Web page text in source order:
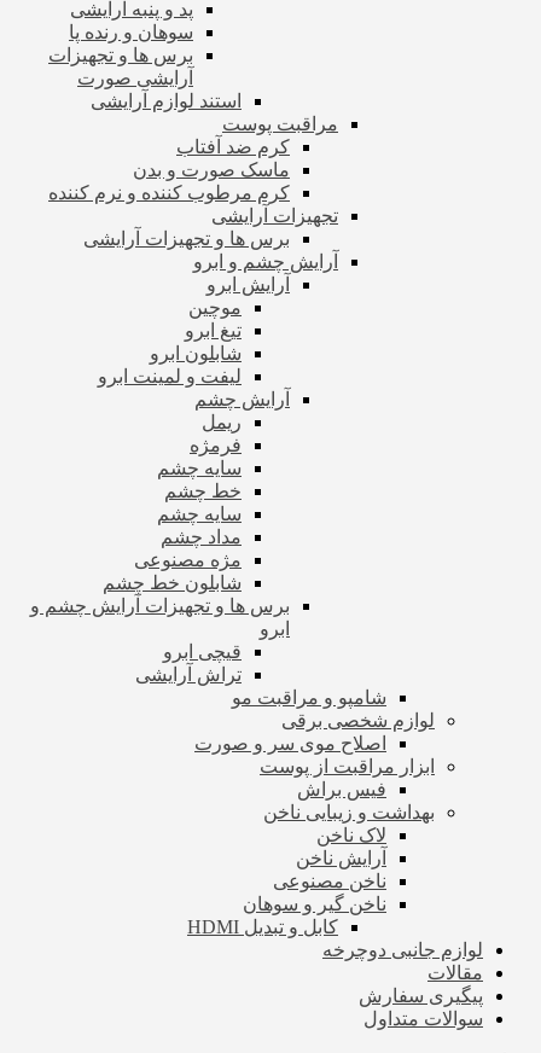
پد و پنبه آرایشی
سوهان و رنده پا
برس ها و تجهیزات
آرایشی صورت
استند لوازم آرایشی
مراقبت پوست
کرم ضد آفتاب
ماسک صورت و بدن
کرم مرطوب کننده و نرم کننده
تجهیزات آرایشی
برس ها و تجهیزات آرایشی
آرایش چشم و ابرو
آرایش ابرو
موچین
تیغ ابرو
شابلون ابرو
لیفت و لمینت ابرو
آرایش چشم
ریمل
فرمژه
سایه چشم
خط چشم
سایه چشم
مداد چشم
مژه مصنوعی
شابلون خط چشم
برس ها و تجهیزات آرایش چشم و
ابرو
قیچی ابرو
تراش آرایشی
شامپو و مراقبت مو
لوازم شخصی برقی
اصلاح موی سر و صورت
ابزار مراقبت از پوست
فیس براش
بهداشت و زیبایی ناخن
لاک ناخن
آرایش ناخن
ناخن مصنوعی
ناخن گیر و سوهان
کابل و تبدیل HDMI
لوازم جانبی دوچرخه
مقالات
پیگیری سفارش
سوالات متداول